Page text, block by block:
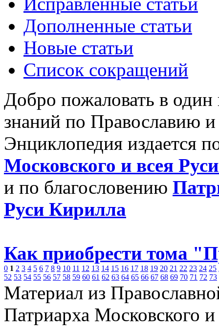
Дополненные статьи
Новые статьи
Список сокращений
Добро пожаловать в
знаний по Православию
Энциклопедия издается
Московского и всея
и по благословению
Руси Кирилла
Как приобрести тома
0 1 2 3 4 5 6 7 8 9 10 11 12 13 14 15 16 17 18 19 20 21 22 23 24 25
52 53 54 55 56 57 58 59 60 61 62 63 64 65 66 67 68 69 70 71 72 73
Материал из
Патриарха Московского